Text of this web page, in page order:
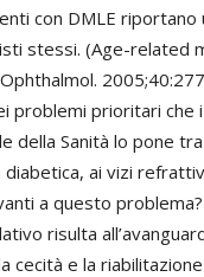
con DMLE
stessi. (Age-related
problemi prioritari
della Sanità lo pone
diabetica, ai vizi
a questo problema?
risulta
cecità e la